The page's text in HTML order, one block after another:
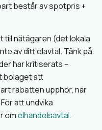
består av spotpris +
nätägaren (det lokala
av ditt elavtal. Tänk på
har kritiserats –
bolaget att
rabatten upphör, när
att undvika
omelhandelsavtal.